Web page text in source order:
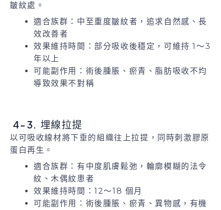
皺紋處。
適合族群：中至重度皺紋者，追求自然感、長
效改善者
效果維持時間：部分吸收後穩定，可維持 1～3
年以上
可能副作用：術後腫脹、瘀青、脂肪吸收不均
導致效果不對稱
4-3. 埋線拉提
以可吸收線材將下垂的組織往上拉提，同時刺激膠原
蛋白再生。
適合族群：有中度肌膚鬆弛，輪廓模糊的法令
紋、木偶紋患者
效果維持時間：12～18 個月
可能副作用：術後腫脹、瘀青、異物感，有機